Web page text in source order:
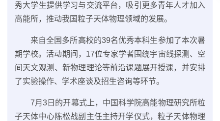
秀大学生提供学习与交流平台，吸引更多青年人才加入
高能所，推动我国粒子天体物理领域的发展。
来自全国多所高校的39名优秀本科生参加了本次暑
期学校。活动期间，17位专家学者围绕宇宙线探测、空
间天文观测、新物理理论等前沿课题展开授课，并安排
了实验操作、学术座谈及招生咨询等环节。
7月3日的开幕式上，中国科学院高能物理研究所粒
子天体中心陈松战副主任主持开学仪式，粒子天体物理